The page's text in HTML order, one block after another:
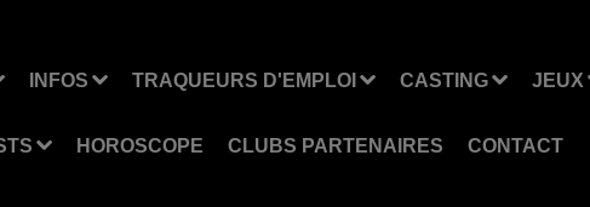
INFOS TRAQUEURS D'EMPLOI CASTING JEUX
HOROSCOPE CLUBS PARTENAIRES CONTACT